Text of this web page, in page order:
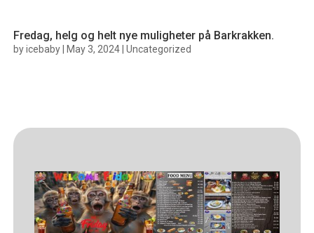
Fredag, helg og helt nye muligheter på Barkrakken.
byicebaby| May 3, 2024| Uncategorized